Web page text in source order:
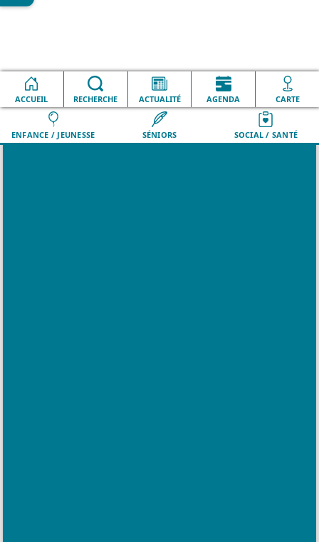
VILLE QUOTIDIEN LOISIRS DÉMARCHES
ENFANCE / JEUNESSE SÉNIORS SOCIAL / SANTÉ
ACCUEIL RECHERCHE ACTUALITÉ AGENDA CARTE